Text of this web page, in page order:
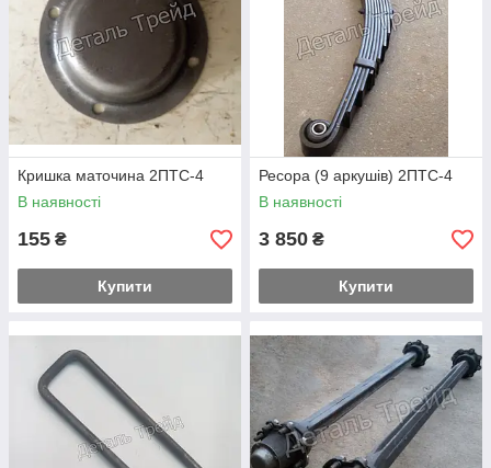
Кришка маточина 2ПТС-4
В наявності
155 ₴
Купити
Ресора (9 аркушів) 2ПТС-4
В наявності
3 850 ₴
Купити